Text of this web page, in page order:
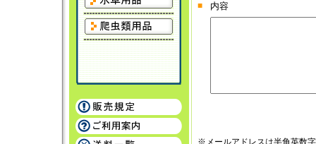
■ 内容
※メールアドレスは半角英数